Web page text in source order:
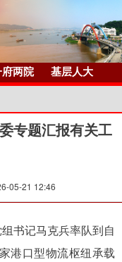
府两院 基层人大
专题汇报有关工
05-21 12:46
书记马克兵率队到自
港口型物流枢纽承载